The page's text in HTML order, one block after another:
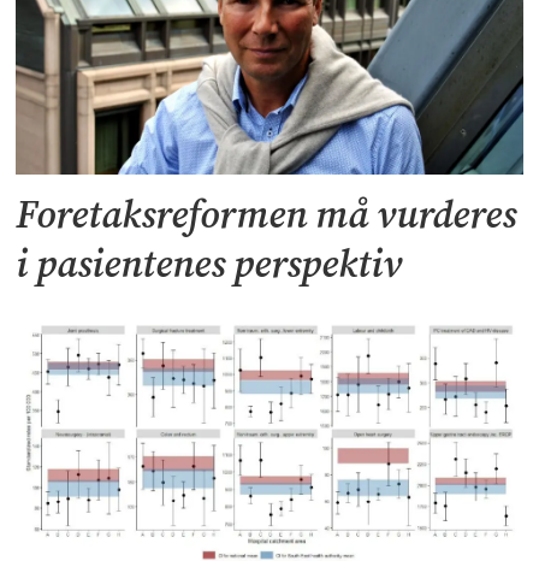
Foretaksreformen må vurderes
i pasientenes perspektiv